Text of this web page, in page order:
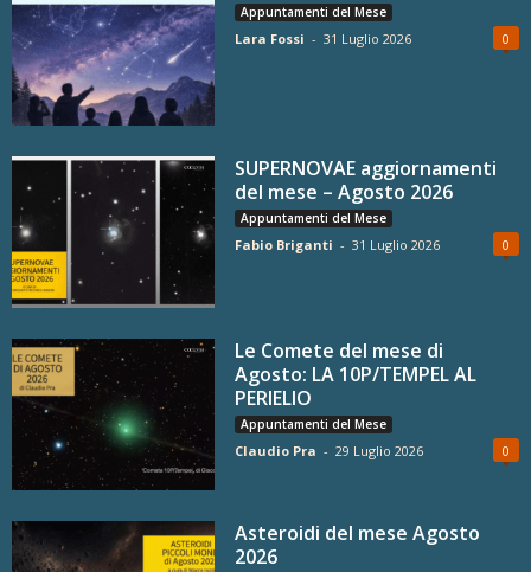
Appuntamenti del Mese
Lara Fossi - 31 Luglio 2026 0
SUPERNOVAE aggiornamenti
del mese – Agosto 2026
Appuntamenti del Mese
Fabio Briganti - 31 Luglio 2026 0
Le Comete del mese di
Agosto: LA 10P/TEMPEL AL
PERIELIO
Appuntamenti del Mese
Claudio Pra - 29 Luglio 2026 0
Asteroidi del mese Agosto
2026